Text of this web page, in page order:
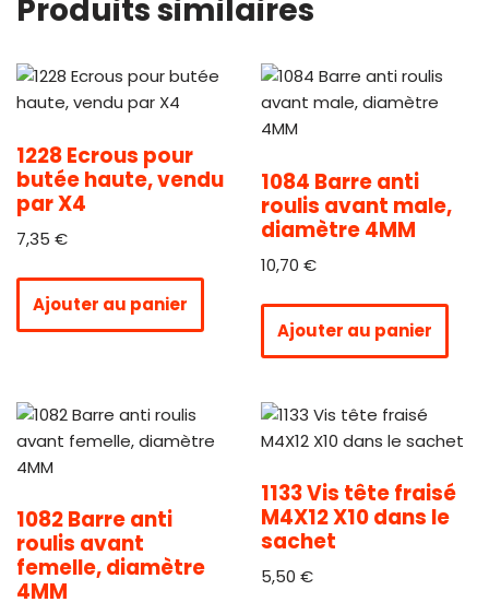
Produits similaires
1228 Ecrous pour
butée haute, vendu
par X4
7,35 €
Ajouter au panier
1084 Barre anti
roulis avant male,
diamètre 4MM
10,70 €
Ajouter au panier
1082 Barre anti
roulis avant
femelle, diamètre
4MM
1133 Vis tête fraisé
M4X12 X10 dans le
sachet
5,50 €